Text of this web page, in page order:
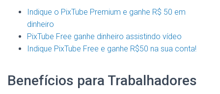
Indique o PixTube Premium e ganhe R$ 50 em
dinheiro
PixTube Free ganhe dinheiro assistindo vídeo
Indique PixTube Free e ganhe R$50 na sua conta!
Benefícios para Trabalhadores